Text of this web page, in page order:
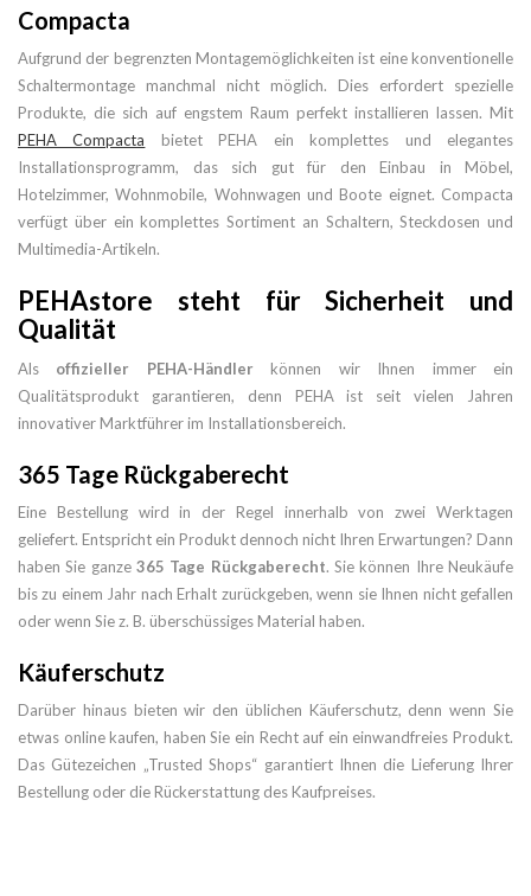
Compacta
Aufgrund der begrenzten Montagemöglichkeiten ist eine konventionelle
Schaltermontage manchmal nicht möglich. Dies erfordert spezielle
Produkte, die sich auf engstem Raum perfekt installieren lassen. Mit
PEHA Compacta bietet PEHA ein komplettes und elegantes
Installationsprogramm, das sich gut für den Einbau in Möbel,
Hotelzimmer, Wohnmobile, Wohnwagen und Boote eignet. Compacta
verfügt über ein komplettes Sortiment an Schaltern, Steckdosen und
Multimedia-Artikeln.
PEHAstore steht für Sicherheit und
Qualität
Als offizieller PEHA-Händler können wir Ihnen immer ein
Qualitätsprodukt garantieren, denn PEHA ist seit vielen Jahren
innovativer Marktführer im Installationsbereich.
365 Tage Rückgaberecht
Eine Bestellung wird in der Regel innerhalb von zwei Werktagen
geliefert. Entspricht ein Produkt dennoch nicht Ihren Erwartungen? Dann
haben Sie ganze 365 Tage Rückgaberecht. Sie können Ihre Neukäufe
bis zu einem Jahr nach Erhalt zurückgeben, wenn sie Ihnen nicht gefallen
oder wenn Sie z. B. überschüssiges Material haben.
Käuferschutz
Darüber hinaus bieten wir den üblichen Käuferschutz, denn wenn Sie
etwas online kaufen, haben Sie ein Recht auf ein einwandfreies Produkt.
Das Gütezeichen „Trusted Shops“ garantiert Ihnen die Lieferung Ihrer
Bestellung oder die Rückerstattung des Kaufpreises.